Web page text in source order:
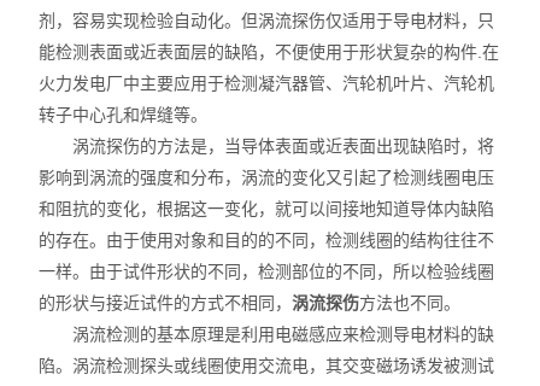
剂，容易实现检验自动化。但涡流探伤仅适用于导电材料，只
能检测表面或近表面层的缺陷，不便使用于形状复杂的构件.在
火力发电厂中主要应用于检测凝汽器管、汽轮机叶片、汽轮机
转子中心孔和焊缝等。
涡流探伤的方法是，当导体表面或近表面出现缺陷时，将
影响到涡流的强度和分布，涡流的变化又引起了检测线圈电压
和阻抗的变化，根据这一变化，就可以间接地知道导体内缺陷
的存在。由于使用对象和目的的不同，检测线圈的结构往往不
一样。由于试件形状的不同，检测部位的不同，所以检验线圈
的形状与接近试件的方式不相同，涡流探伤方法也不同。
涡流检测的基本原理是利用电磁感应来检测导电材料的缺
陷。涡流检测探头或线圈使用交流电，其交变磁场诱发被测试